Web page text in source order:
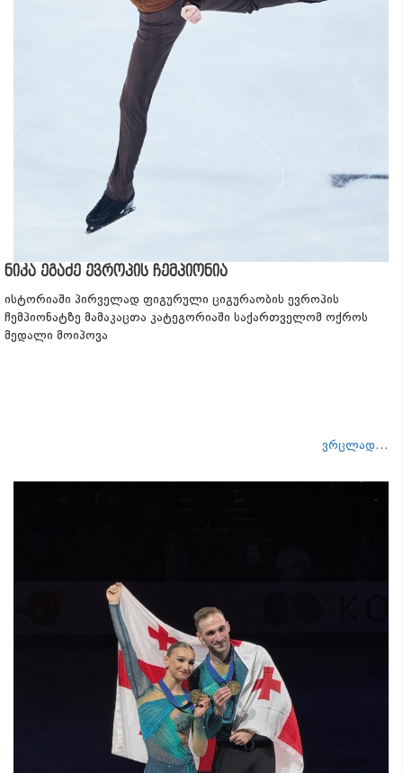
ნიკა ეგაძე ევროპის ჩემპიონია
ისტორიაში პირველად ფიგურული ციგურაობის ევროპის
ჩემპიონატზე მამაკაცთა კატეგორიაში საქართველომ ოქროს
მედალი მოიპოვა
ვრცლად...